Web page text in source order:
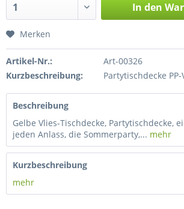
In den
Merken
Artikel-Nr.:
Art-00326
Kurzbeschreibung:
Partytischdecke PP-
Beschreibung
Gelbe Vlies-Tischdecke, Partytischdecke,
jeden Anlass, die Sommerparty,... mehr
Kurzbeschreibung
mehr